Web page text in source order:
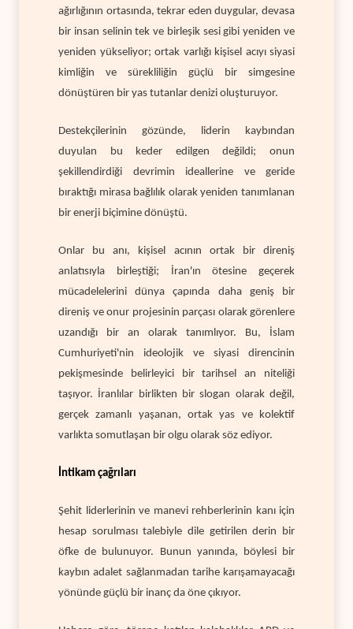
ağırlığının ortasında, tekrar eden duygular, devasa
bir insan selinin tek ve birleşik sesi gibi yeniden ve
yeniden yükseliyor; ortak varlığı kişisel acıyı siyasi
kimliğin ve sürekliliğin güçlü bir simgesine
dönüştüren bir yas tutanlar denizi oluşturuyor.
Destekçilerinin gözünde, liderin kaybından
duyulan bu keder edilgen değildi; onun
şekillendirdiği devrimin ideallerine ve geride
bıraktığı mirasa bağlılık olarak yeniden tanımlanan
bir enerji biçimine dönüştü.
Onlar bu anı, kişisel acının ortak bir direniş
anlatısıyla birleştiği; İran'ın ötesine geçerek
mücadelelerini dünya çapında daha geniş bir
direniş ve onur projesinin parçası olarak görenlere
uzandığı bir an olarak tanımlıyor. Bu, İslam
Cumhuriyeti'nin ideolojik ve siyasi direncinin
pekişmesinde belirleyici bir tarihsel an niteliği
taşıyor. İranlılar birlikten bir slogan olarak değil,
gerçek zamanlı yaşanan, ortak yas ve kolektif
varlıkta somutlaşan bir olgu olarak söz ediyor.
İntikam çağrıları
Şehit liderlerinin ve manevi rehberlerinin kanı için
hesap sorulması talebiyle dile getirilen derin bir
öfke de bulunuyor. Bunun yanında, böylesi bir
kaybın adalet sağlanmadan tarihe karışamayacağı
yönünde güçlü bir inanç da öne çıkıyor.